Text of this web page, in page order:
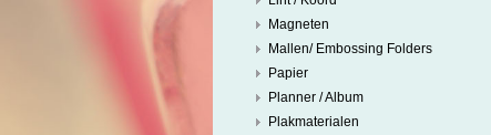
Magneten
Mallen/ Embossing Folders
Papier
Planner / Album
Plakmaterialen